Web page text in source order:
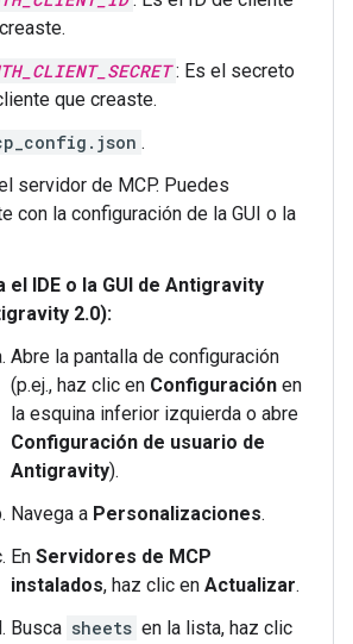
: Es el secreto
que creaste.
.
servidor de MCP. Puedes
con la configuración de la GUI o la
el IDE o la GUI de Antigravity
2.0):
Abre la pantalla de configuración
(p.ej., haz clic en Configuración en
la esquina inferior izquierda o abre
Configuración de usuario de
Antigravity).
Navega a Personalizaciones.
En Servidores de MCP
instalados, haz clic en Actualizar.
Busca sheets en la lista, haz clic